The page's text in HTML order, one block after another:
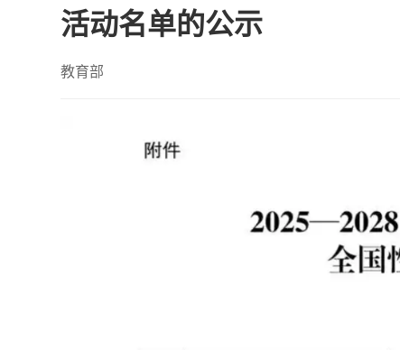
活动名单的公示
教育部